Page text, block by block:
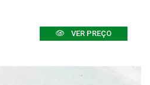
VER PREÇO